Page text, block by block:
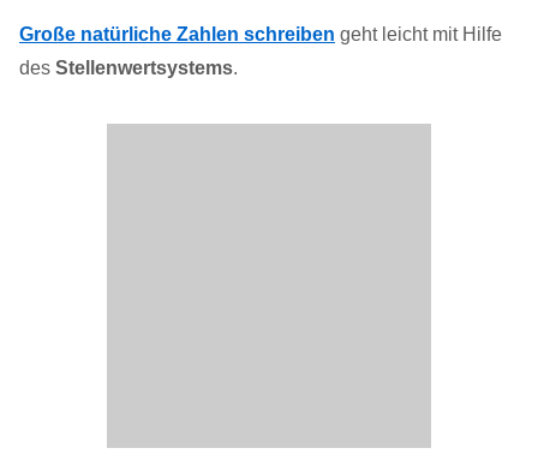
Große natürliche Zahlen schreiben geht leicht mit Hilfe
des Stellenwertsystems.